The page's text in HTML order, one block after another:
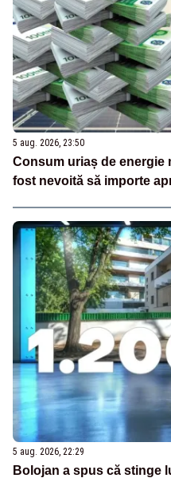
5 aug. 2026, 23:50
Consum uriaș de energie
fost nevoită să importe
5 aug. 2026, 22:29
Bolojan a spus că stinge